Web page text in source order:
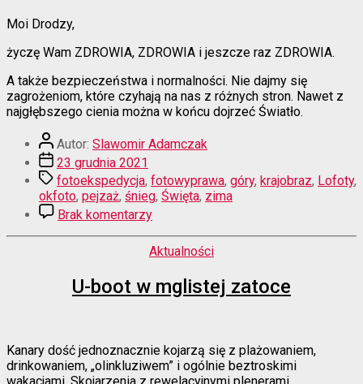
Moi Drodzy,
życzę Wam ZDROWIA, ZDROWIA i jeszcze raz ZDROWIA.
A także bezpieczeństwa i normalności. Nie dajmy się
zagrożeniom, które czyhają na nas z różnych stron. Nawet z
najgłębszego cienia można w końcu dojrzeć Światło.
Autor
wpisu
Autor: Slawomir Adamczak
Data
wpisu
23 grudnia 2021
Tagifotoekspedycja, fotowyprawa, góry, krajobraz, Lofoty,
okfoto, pejzaż, śnieg, Święta, zima
Brak komentarzydo
okazji
ŚwiątKategorie
Aktualności
U-boot w mglistej zatoce
Kanary dość jednoznacznie kojarzą się z plażowaniem,
drinkowaniem, „olinkluziwem” i ogólnie beztroskimi